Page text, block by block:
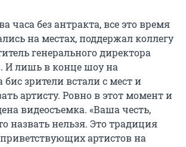
часа без антракта, все это время
на местах, поддержал коллегу
генерального директора
И лишь в конце шоу на
зрители встали с мест и
артисту. Ровно в этот момент и
видеосъемка. «Ваша честь,
назвать нельзя. Это традиция
приветствующих артистов на